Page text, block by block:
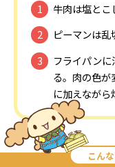
牛肉は塩とこ
ピーマンは乱
フライパン
る。肉の色が
に加えながら
こん